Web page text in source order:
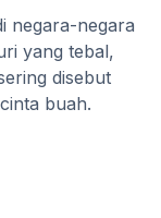
negara-negara
yang tebal,
disebut
buah.